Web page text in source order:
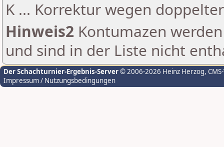
K ... Korrektur wegen
Hinweis2 Kontumazen
und sind in der Liste nicht
Der Schachturnier-Ergebnis-Server© 2006-2026 Heinz Herzog,
Impressum / Nutzungsbedingungen